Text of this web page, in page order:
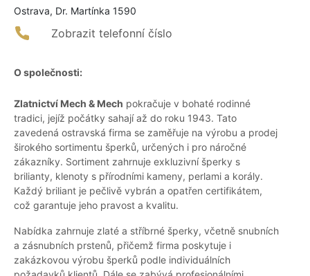
Ostrava, Dr. Martínka 1590
Zobrazit telefonní číslo
O společnosti:
Zlatnictví Mech & Mech pokračuje v bohaté rodinné
tradici, jejíž počátky sahají až do roku 1943. Tato
zavedená ostravská firma se zaměřuje na výrobu a prodej
širokého sortimentu šperků, určených i pro náročné
zákazníky. Sortiment zahrnuje exkluzivní šperky s
brilianty, klenoty s přírodními kameny, perlami a korály.
Každý briliant je pečlivě vybrán a opatřen certifikátem,
což garantuje jeho pravost a kvalitu.
Nabídka zahrnuje zlaté a stříbrné šperky, včetně snubních
a zásnubních prstenů, přičemž firma poskytuje i
zakázkovou výrobu šperků podle individuálních